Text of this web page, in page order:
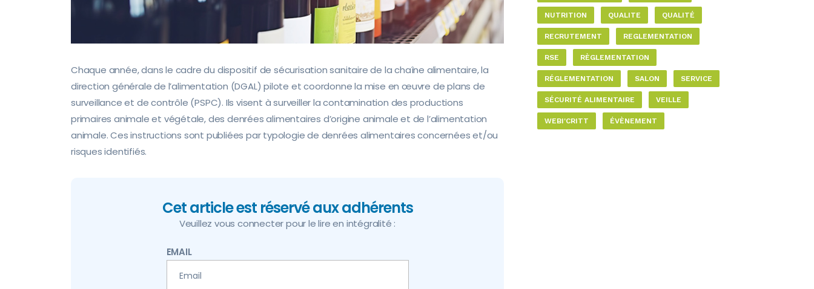
Chaque année, dans le cadre du dispositif de sécurisation sanitaire de la chaîne alimentaire, la
direction générale de l’alimentation (DGAL) pilote et coordonne la mise en œuvre de plans de
surveillance et de contrôle (PSPC). Ils visent à surveiller la contamination des productions
primaires animale et végétale, des denrées alimentaires d’origine animale et de l’alimentation
animale. Ces instructions sont publiées par typologie de denrées alimentaires concernées et/ou
risques identifiés.
Cet article est réservé aux adhérents
Veuillez vous connecter pour le lire en intégralité :
EMAIL
NUTRITION QUALITE QUALITÉ
RECRUTEMENT REGLEMENTATION
RSE RÈGLEMENTATION
RÉGLEMENTATION SALON SERVICE
SÉCURITÉ ALIMENTAIRE VEILLE
WEBI'CRITT ÉVÈNEMENT